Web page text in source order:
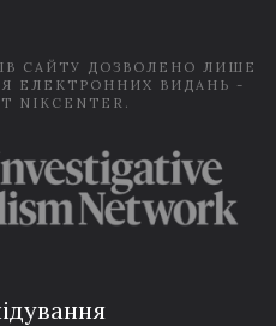
САЙТУ ДОЗВОЛЕНО ЛИШЕ
ЕЛЕКТРОННИХ ВИДАНЬ -